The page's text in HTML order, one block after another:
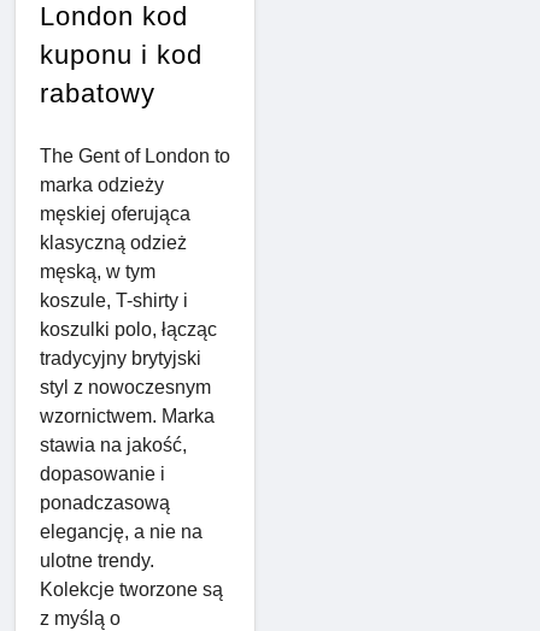
London kod
kuponu i kod
rabatowy
The Gent of London to
marka odzieży
męskiej oferująca
klasyczną odzież
męską, w tym
koszule, T-shirty i
koszulki polo, łącząc
tradycyjny brytyjski
styl z nowoczesnym
wzornictwem. Marka
stawia na jakość,
dopasowanie i
ponadczasową
elegancję, a nie na
ulotne trendy.
Kolekcje tworzone są
z myślą o